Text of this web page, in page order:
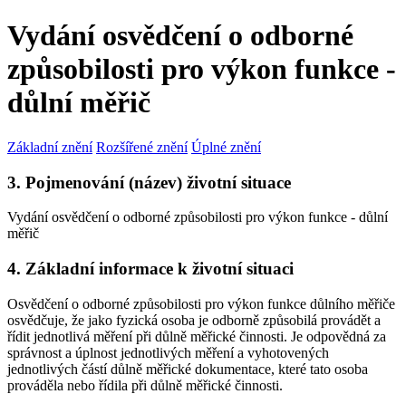
Vydání osvědčení o odborné
způsobilosti pro výkon funkce -
důlní měřič
Základní znění Rozšířené znění Úplné znění
3. Pojmenování (název) životní situace
Vydání osvědčení o odborné způsobilosti pro výkon funkce - důlní
měřič
4. Základní informace k životní situaci
Osvědčení o odborné způsobilosti pro výkon funkce důlního měřiče
osvědčuje, že jako fyzická osoba je odborně způsobilá provádět a
řídit jednotlivá měření při důlně měřické činnosti. Je odpovědná za
správnost a úplnost jednotlivých měření a vyhotovených
jednotlivých částí důlně měřické dokumentace, které tato osoba
prováděla nebo řídila při důlně měřické činnosti.